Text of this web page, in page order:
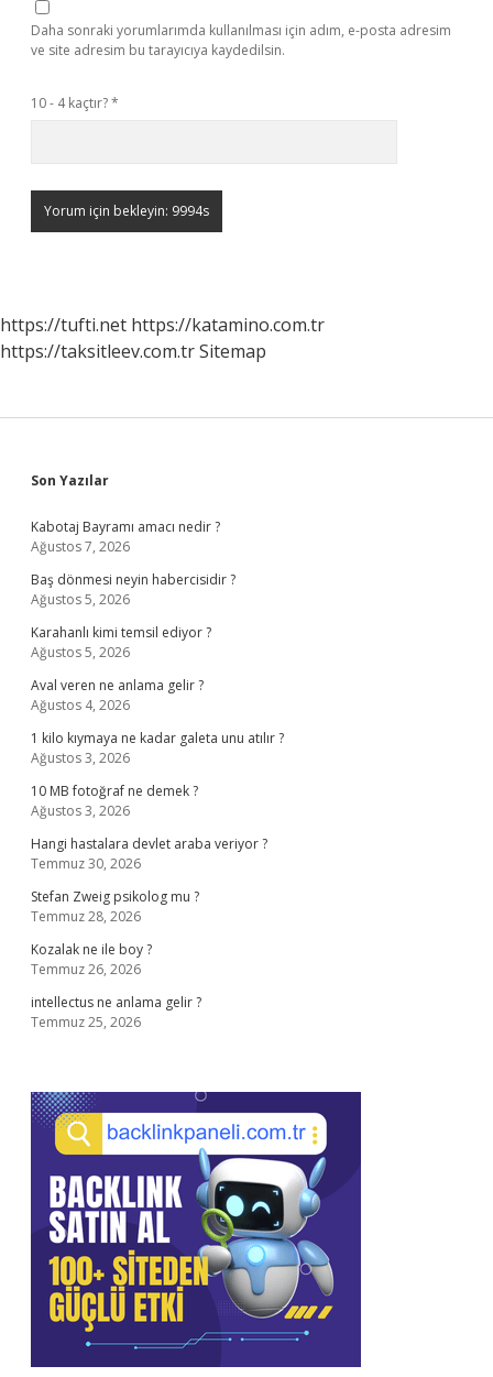
Daha sonraki yorumlarımda kullanılması için adım, e-posta adresim
ve site adresim bu tarayıcıya kaydedilsin.
10 - 4 kaçtır?*
https://tufti.net https://katamino.com.tr
https://taksitleev.com.trSitemap
Sidebar
Son Yazılar
Kabotaj Bayramı amacı nedir ?
Ağustos 7, 2026
Baş dönmesi neyin habercisidir ?
Ağustos 5, 2026
Karahanlı kimi temsil ediyor ?
Ağustos 5, 2026
Aval veren ne anlama gelir ?
Ağustos 4, 2026
1 kilo kıymaya ne kadar galeta unu atılır ?
Ağustos 3, 2026
10 MB fotoğraf ne demek ?
Ağustos 3, 2026
Hangi hastalara devlet araba veriyor ?
Temmuz 30, 2026
Stefan Zweig psikolog mu ?
Temmuz 28, 2026
Kozalak ne ile boy ?
Temmuz 26, 2026
intellectus ne anlama gelir ?
Temmuz 25, 2026